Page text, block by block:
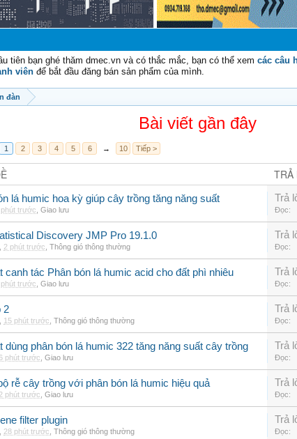
tiên bạn ghé thăm dmec.vn và có thắc mắc, bạn có thể xem các câu
viên để bắt đầu đăng bán sản phẩm của mình.
đàn
Bài viết gần đây
1 2 3 4 5 6 → 10 Tiếp >
TRẢ
lá humic hoa kỳ giúp cây trồng tăng năng suất
phút trước Giao lưu
Trả
Đọc:
Discovery JMP Pro 19.1.0
2 phút trước Thông gió thông thường
Trả
Đọc:
canh tác Phân bón lá humic acid cho đất phì nhiêu
trước Giao lưu
Trả
Đọc:
2
15 phút trước Thông gió thông thường
Trả
Đọc:
dùng phân bón lá humic 322 tăng năng suất cây trồng
phút trước Giao lưu
Trả
Đọc:
rễ cây trồng với phân bón lá humic hiệu quả
phút trước Giao lưu
Trả
Đọc:
filter plugin
28 phút trước Thông gió thông thường
Trả
Đọc: